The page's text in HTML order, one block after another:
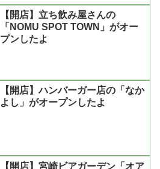
【開店】立ち飲み屋さんの
「NOMU SPOT TOWN」がオー
プンしたよ
【開店】ハンバーガー店の「なか
よし」がオープンしたよ
【開店】宮崎ビアガーデン「オア